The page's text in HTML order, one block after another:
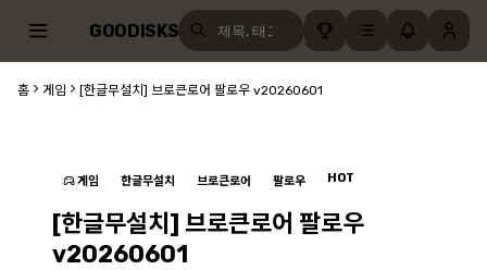
GOODISKS
홈 게임 [한글무설치] 브로큰로어 팔로우 v20260601
게임 한글무설치 브로큰로어 팔로우 HOT
[한글무설치] 브로큰로어 팔로우
v20260601